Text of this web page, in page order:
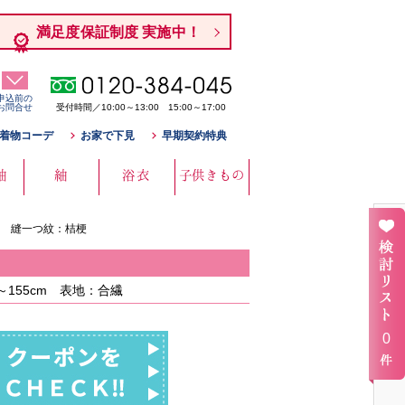
満足度保証制度 実施中！
込前の
問合せ
受付時間／10:00～13:00 15:00～17:00
物コーデ お家で下見 早期契約特典
紬 浴衣 子供きもの
縫一つ紋：桔梗
155cm 表地：合繊
0